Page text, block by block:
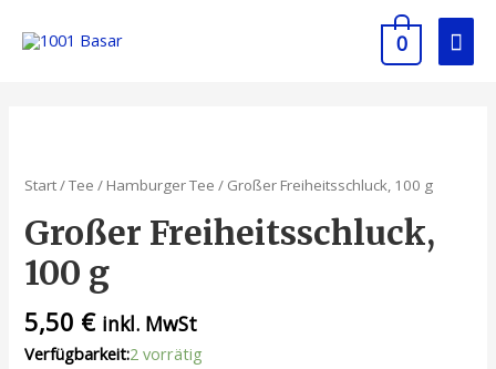
0
Start/Tee / Hamburger Tee / Großer Freiheitsschluck, 100 g
Großer Freiheitsschluck,
100 g
5,50 € inkl. MwSt
Verfügbarkeit:2 vorrätig